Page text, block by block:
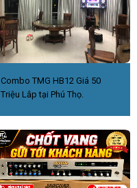
Combo TMG HB12 Giá 50
Triệu Lắp tại Phú Thọ.